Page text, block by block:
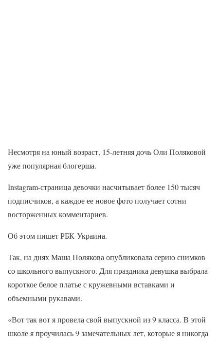
Несмотря на юный возраст, 15-летняя дочь Оли Поляковой
уже популярная блогерша.
Instagram-страница девочки насчитывает более 150 тысяч
подписчиков, а каждое ее новое фото получает сотни
восторженных комментариев.
Об этом пишет РБК-Украина.
Так, на днях Маша Полякова опубликовала серию снимков
со школьного выпускного. Для праздника девушка выбрала
короткое белое платье с кружевными вставками и
объемными рукавами.
«Вот так вот я провела свой выпускной из 9 класса. В этой
школе я проучилась 9 замечательных лет, которые я никогда